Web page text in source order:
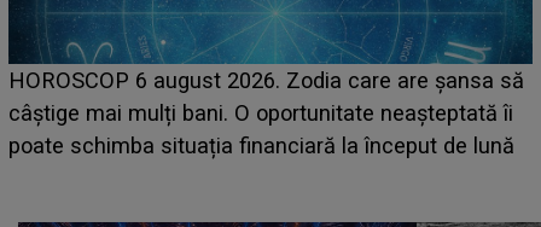
LINE-UP UNTOLD ONE, prima zi. Cine sunt artiștii
care deschid festivalul și de la ce ore au loc cele mai
așteptate concerte pe scena principală?